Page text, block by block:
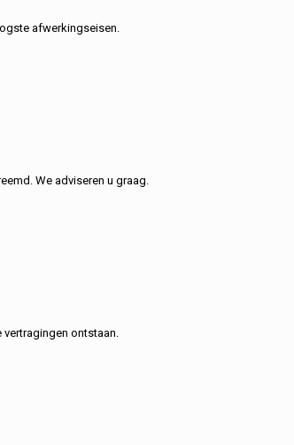
afwerkingseisen.
We adviseren u graag.
ontstaan.